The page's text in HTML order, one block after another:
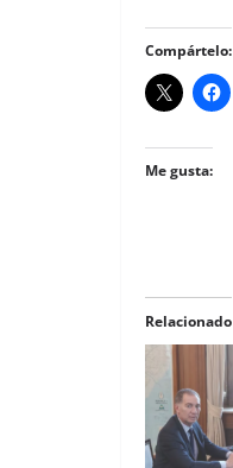
Compártelo:
Me gusta:
Relacionado